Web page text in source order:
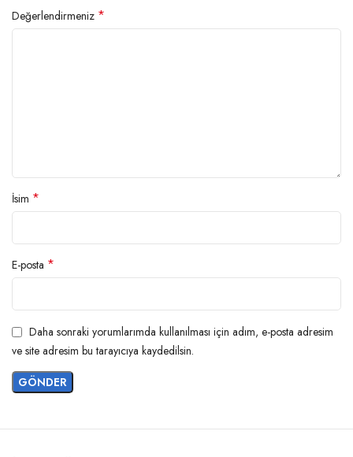
Değerlendirmeniz *
İsim *
E-posta *
Daha sonraki yorumlarımda kullanılması için adım, e-posta adresim
ve site adresim bu tarayıcıya kaydedilsin.